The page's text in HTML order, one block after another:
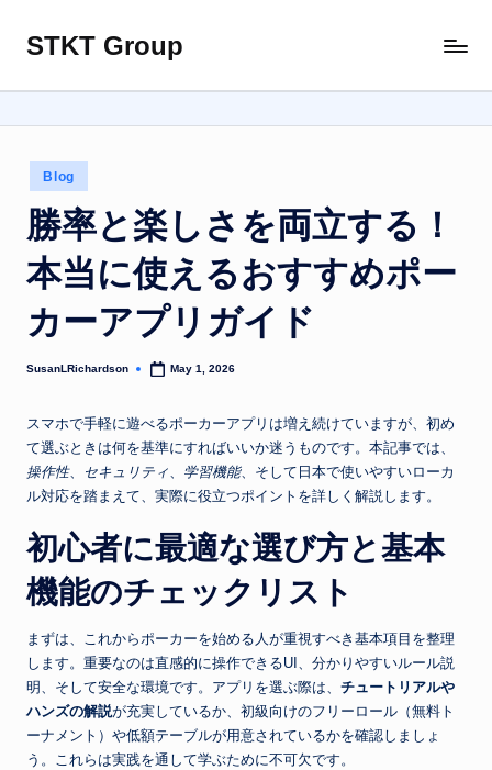
Skip
content
STKT Group
with
Every
Sphere
Posted
in
Blog
勝率と楽しさを両立する！
本当に使えるおすすめポー
カーアプリガイド
Posted
SusanLRichardson May 1, 2026
スマホで手軽に遊べるポーカーアプリは増え続けていますが、初め
て選ぶときは何を基準にすればいいか迷うものです。本記事では、
操作性、 セキュリティ、 学習機能、そして日本で使いやすいローカ
ル対応を踏まえて、実際に役立つポイントを詳しく解説します。
初心者に最適な選び方と基本
機能のチェックリスト
まずは、これからポーカーを始める人が重視すべき基本項目を整理
します。重要なのは直感的に操作できるUI、分かりやすいルール説
明、そして安全な環境です。アプリを選ぶ際は、 チュートリアルや
ハンズの解説が充実しているか、初級向けのフリーロール（無料ト
ーナメント）や低額テーブルが用意されているかを確認しましょ
う。これらは実践を通して学ぶために不可欠です。